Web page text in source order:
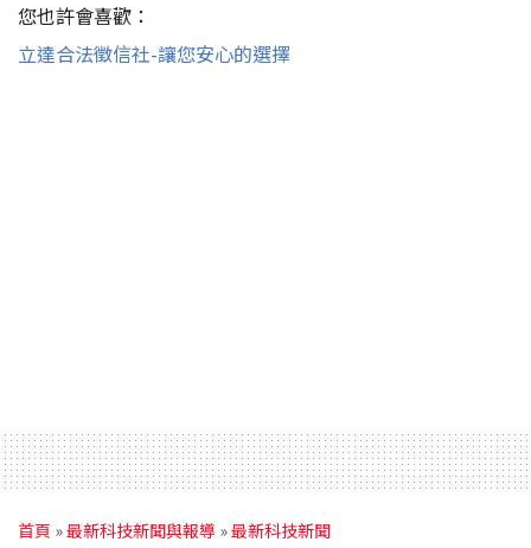
您也許會喜歡：
立達合法徵信社-讓您安心的選擇
首頁 »最新科技新聞與報導 »最新科技新聞